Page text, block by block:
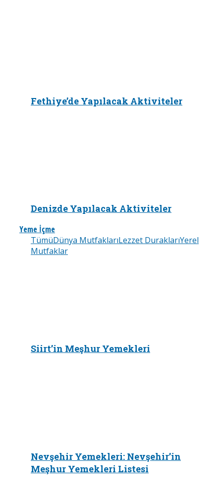
Fethiye’de Yapılacak Aktiviteler
Denizde Yapılacak Aktiviteler
Yeme İçme
TümüDünya MutfaklarıLezzet DuraklarıYerel
Mutfaklar
Siirt’in Meşhur Yemekleri
Nevşehir Yemekleri: Nevşehir’in
Meşhur Yemekleri Listesi